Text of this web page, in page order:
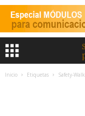
Inicio Etiquetas Safety-Walk